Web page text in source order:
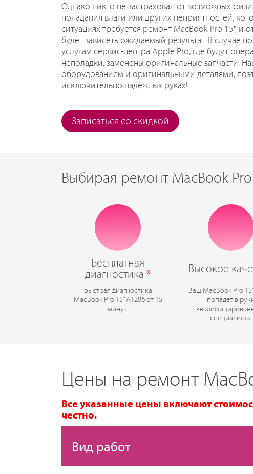
Однако никто не застрахован от возможных
попадания влаги или других неприятностей,
ситуациях требуется ремонт MacBook Pro 15", и
будет зависеть ожидаемый результат. В случае
услугам сервис-центра Apple Pro, где будут
неполадки, заменены оригинальные запчасти.
оборудованием и оригинальными деталями,
исключительно надежных руках!
Записаться со скидкой
Выбирая ремонт MacBook
Бесплатная
диагностика *
Быстрая диагностика
MacBook Pro 15” А1286 от 15
минут.
Высокое
Ваш MacBook Pro
попадет в
специалиста.
Цены на ремонт
Все указанные цены включают
честно.
Вид работ